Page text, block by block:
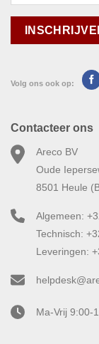
Volg ons ook op:
Contacteer ons
Areco BV
Oude
8501 Heule
Algemeen:
Technisch:
Leveringen:
Ma-Vrij 9:00-